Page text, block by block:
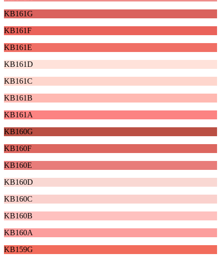
KB161G
KB161F
KB161E
KB161D
KB161C
KB161B
KB161A
KB160G
KB160F
KB160E
KB160D
KB160C
KB160B
KB160A
KB159G